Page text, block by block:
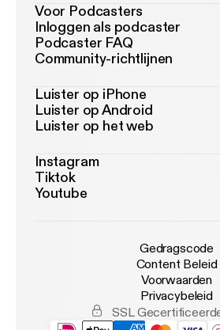
Voor Podcasters
Inloggen als podcaster
Podcaster FAQ
Community-richtlijnen
Luister op iPhone
Luister op Android
Luister op het web
Instagram
Tiktok
Youtube
Gedragscode
Content Beleid
Voorwaarden
Privacybeleid
SSL